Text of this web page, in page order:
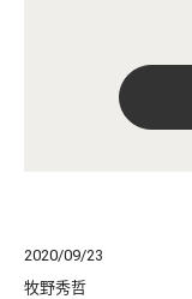
2020/09/23
牧野秀哲